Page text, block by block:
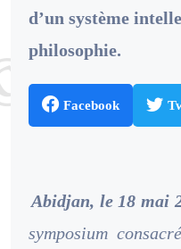
d’un système
philosophie.
Facebook
Abidjan, le 18 mai
symposium